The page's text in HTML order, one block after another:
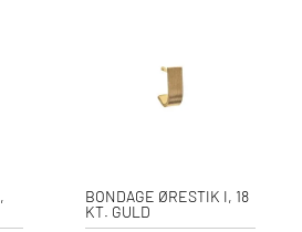
BONDAGE ØRESTIK I, 18
KT. GULD